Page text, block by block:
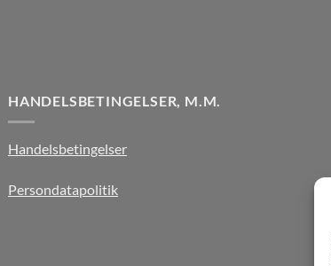
HANDELSBETINGELSER, M.M.
Handelsbetingelser
Persondatapolitik